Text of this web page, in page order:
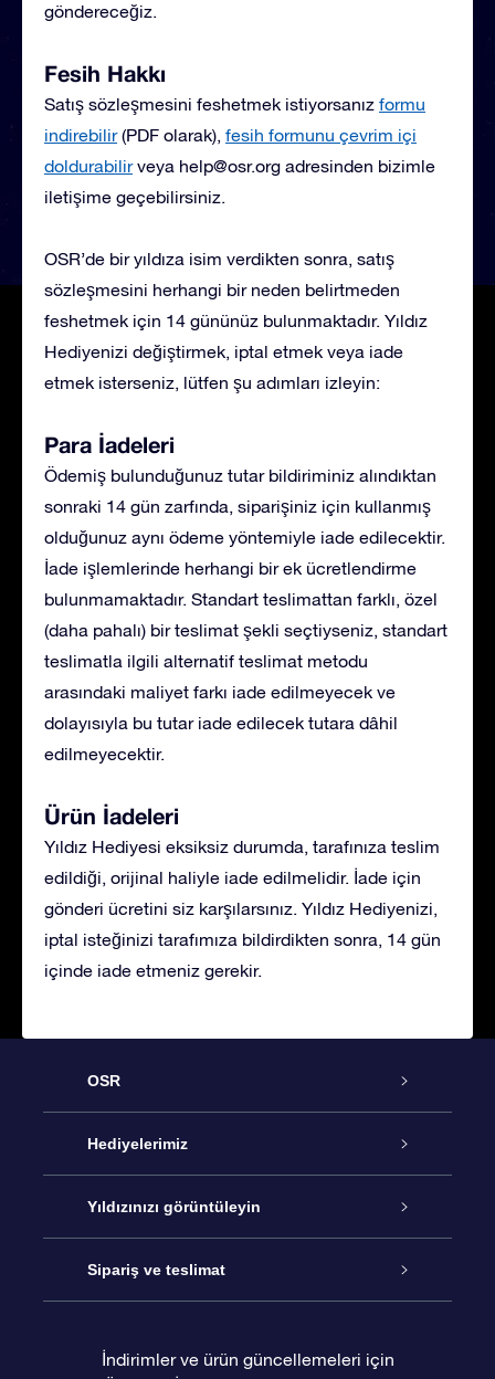
göndereceğiz.
Fesih Hakkı
Satış sözleşmesini feshetmek istiyorsanız formu
indirebilir(PDF olarak), fesih formunu çevrim içi
doldurabilirveya help@osr.org adresinden bizimle
iletişime geçebilirsiniz.
OSR’de bir yıldıza isim verdikten sonra, satış
sözleşmesini herhangi bir neden belirtmeden
feshetmek için 14 gününüz bulunmaktadır. Yıldız
Hediyenizi değiştirmek, iptal etmek veya iade
etmek isterseniz, lütfen şu adımları izleyin:
Para İadeleri
Ödemiş bulunduğunuz tutar bildiriminiz alındıktan
sonraki 14 gün zarfında, siparişiniz için kullanmış
olduğunuz aynı ödeme yöntemiyle iade edilecektir.
İade işlemlerinde herhangi bir ek ücretlendirme
bulunmamaktadır. Standart teslimattan farklı, özel
(daha pahalı) bir teslimat şekli seçtiyseniz, standart
teslimatla ilgili alternatif teslimat metodu
arasındaki maliyet farkı iade edilmeyecek ve
dolayısıyla bu tutar iade edilecek tutara dâhil
edilmeyecektir.
Ürün İadeleri
Yıldız Hediyesi eksiksiz durumda, tarafınıza teslim
edildiği, orijinal haliyle iade edilmelidir. İade için
gönderi ücretini siz karşılarsınız. Yıldız Hediyenizi,
iptal isteğinizi tarafımıza bildirdikten sonra, 14 gün
içinde iade etmeniz gerekir.
OSR
Hizmet
İletişim
Blogu
Hediyelerimiz
Çevrimiçi Yıldız Hediyesi
OSR Hediye Paketi
Yıldızınızı görüntüleyin
Star Register
Sipariş ve teslimat
İndirimler ve ürün güncellemeleri için